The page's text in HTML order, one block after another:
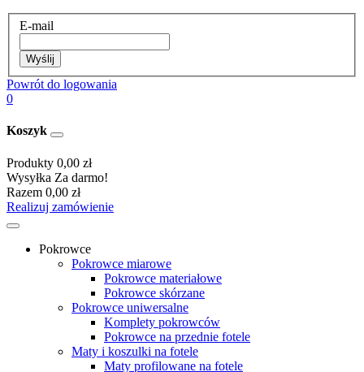
E-mail
Wyślij
Powrót do logowania
0
Koszyk
Produkty 0,00 zł
Wysyłka Za darmo!
Razem 0,00 zł
Realizuj zamówienie
Pokrowce
Pokrowce miarowe
Pokrowce materiałowe
Pokrowce skórzane
Pokrowce uniwersalne
Komplety pokrowców
Pokrowce na przednie fotele
Maty i koszulki na fotele
Maty profilowane na fotele